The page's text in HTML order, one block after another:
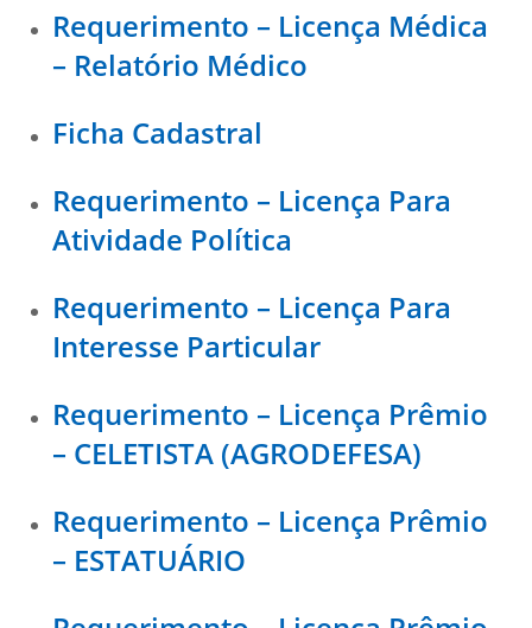
Requerimento – Licença Médica
– Relatório Médico
Ficha Cadastral
Requerimento – Licença Para
Atividade Política
Requerimento – Licença Para
Interesse Particular
Requerimento – Licença Prêmio
– CELETISTA (AGRODEFESA)
Requerimento – Licença Prêmio
– ESTATUÁRIO